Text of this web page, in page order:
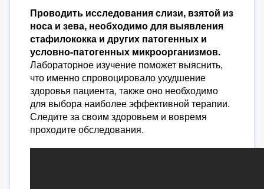
Проводить исследования слизи, взятой из
носа и зева, необходимо для выявления
стафилококка и других патогенных и
условно-патогенных микроорганизмов.
Лабораторное изучение поможет выяснить,
что именно спровоцировало ухудшение
здоровья пациента, также оно необходимо
для выбора наиболее эффективной терапии.
Следите за своим здоровьем и вовремя
проходите обследования.